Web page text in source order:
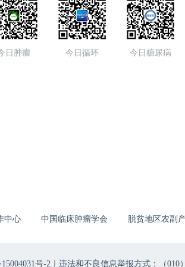
日肿瘤 今日循环 今日糖尿病
中心 中国临床肿瘤学会 脱贫地区农副
号-2｜违法和不良信息举报方式：（010